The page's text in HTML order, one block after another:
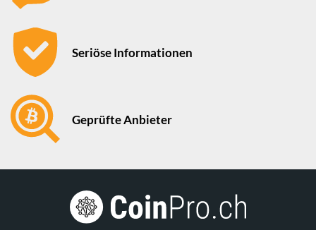
Seriöse Informationen
Geprüfte Anbieter